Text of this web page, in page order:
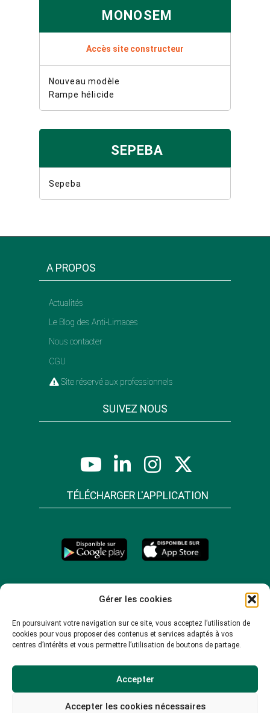
Gérer les cookies
En poursuivant votre navigation sur ce site, vous acceptez l’utilisation de
cookies pour vous proposer des contenus et services adaptés à vos
centres d’intérêts et vous permettre l’utilisation de boutons de partage.
Accepter
Accepter les cookies nécessaires
MONOSEM
Accès site constructeur
Nouveau modèle
Rampe hélicide
SEPEBA
Sepeba
A PROPOS
Actualités
Le Blog des Anti-Limaces
Nous contacter
CGU
Site réservé aux professionnels
SUIVEZ NOUS
TÉLÉCHARGER L'APPLICATION